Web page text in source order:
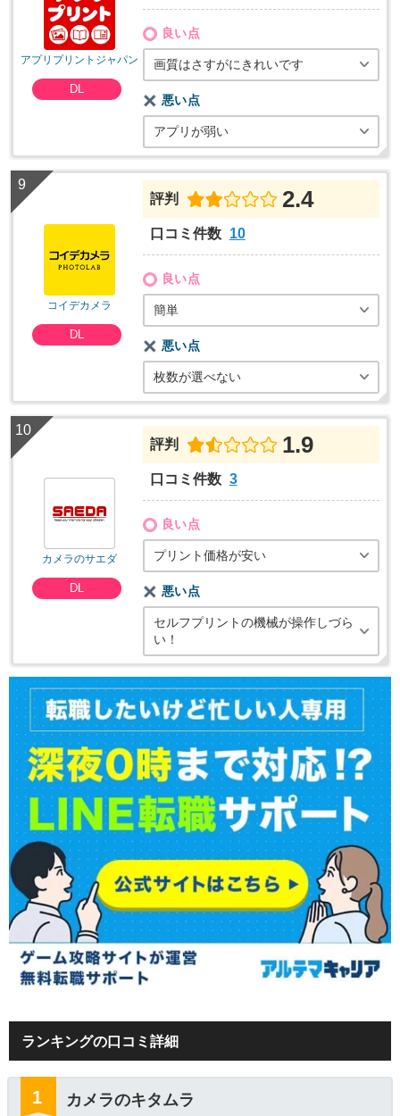
アプリプリントジャパン
DL
良い点
画質はさすがにきれいです
悪い点
アプリが弱い
コイデカメラ
DL
評判 2.4
口コミ件数 10
良い点
簡単
悪い点
枚数が選べない
カメラのサエダ
DL
評判 1.9
口コミ件数 3
良い点
プリント価格が安い
悪い点
セルフプリントの機械が操作しづら
い！
ランキングの口コミ詳細
カメラのキタムラ